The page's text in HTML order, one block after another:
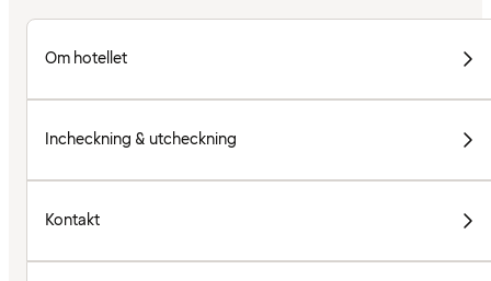
Om hotellet
Incheckning & utcheckning
Kontakt